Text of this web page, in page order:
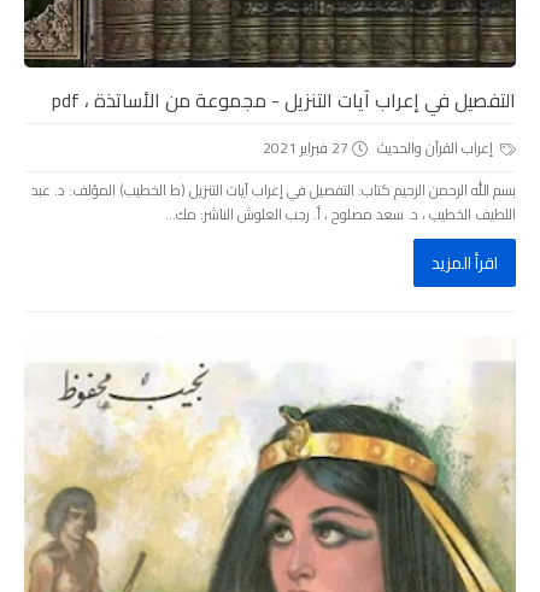
التفصيل في إعراب آيات التنزيل - مجموعة من الأساتذة ، pdf
إعراب القرآن والحديث
27 فبراير 2021
بسم الله الرحمن الرحيم كتاب: التفصيل في إعراب آيات التنزيل (ط الخطيب) المؤلف: د. عبد
اللطيف الخطيب ، د. سعد مصلوح ، أ. رجب العلوش الناشر: مك...
اقرأ المزيد